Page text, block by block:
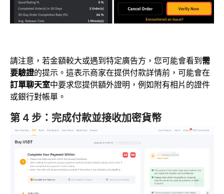
請注意，若金額較大或遇到特定廣告方，您可能會看到 需
要驗證的提示。這表示商家在提供付款詳情前，可能會在
訂單聊天室中要求您提供額外證明，例如附有相片的證件
或銀行對帳單。
第 4 步：完成付款並接收加密貨幣